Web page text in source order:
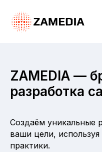
ZAMEDIA —
разработка
Создаём уникальные
ваши цели,
практики.